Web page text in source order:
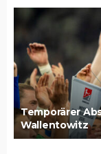
Temporärer
Wallentowitz